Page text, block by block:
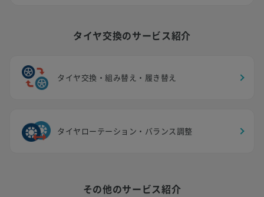
タイヤ交換のサービス紹介
タイヤ交換・組み替え・履き替え
タイヤローテーション・バランス調整
その他のサービス紹介